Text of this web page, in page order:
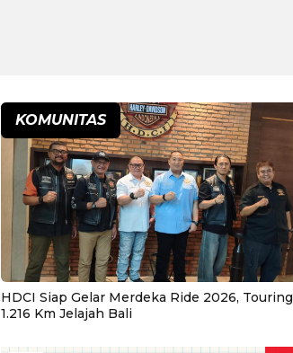
KOMUNITAS
HDCI Siap Gelar Merdeka Ride 2026, Touring
1.216 Km Jelajah Bali